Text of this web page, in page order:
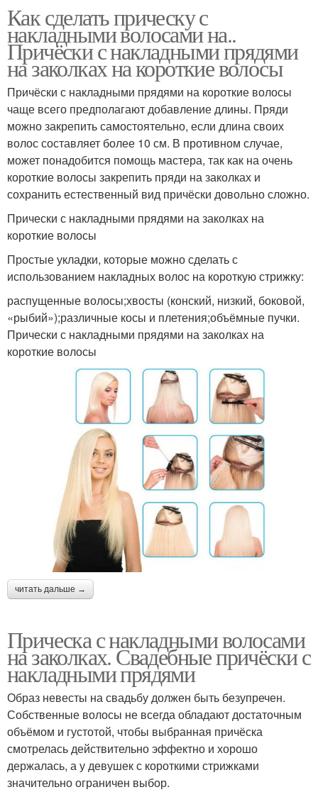
Как сделать прическу с
накладными волосами на..
Причёски с накладными прядями
на заколках на короткие волосы
Причёски с накладными прядями на короткие волосы
чаще всего предполагают добавление длины. Пряди
можно закрепить самостоятельно, если длина своих
волос составляет более 10 см. В противном случае,
может понадобится помощь мастера, так как на очень
короткие волосы закрепить пряди на заколках и
сохранить естественный вид причёски довольно сложно.
Прически с накладными прядями на заколках на
короткие волосы
Простые укладки, которые можно сделать с
использованием накладных волос на короткую стрижку:
распущенные волосы;хвосты (конский, низкий, боковой,
«рыбий»);различные косы и плетения;объёмные пучки.
Прически с накладными прядями на заколках на
короткие волосы
читать дальше →
Прическа с накладными волосами
на заколках. Свадебные причёски с
накладными прядями
Образ невесты на свадьбу должен быть безупречен.
Собственные волосы не всегда обладают достаточным
объёмом и густотой, чтобы выбранная причёска
смотрелась действительно эффектно и хорошо
держалась, а у девушек с короткими стрижками
значительно ограничен выбор.